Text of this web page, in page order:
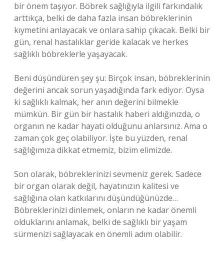
bir önem taşıyor. Böbrek sağlığıyla ilgili farkındalık
arttıkça, belki de daha fazla insan böbreklerinin
kıymetini anlayacak ve onlara sahip çıkacak. Belki bir
gün, renal hastalıklar geride kalacak ve herkes
sağlıklı böbreklerle yaşayacak.
Beni düşündüren şey şu: Birçok insan, böbreklerinin
değerini ancak sorun yaşadığında fark ediyor. Oysa
ki sağlıklı kalmak, her anın değerini bilmekle
mümkün. Bir gün bir hastalık haberi aldığınızda, o
organın ne kadar hayati olduğunu anlarsınız. Ama o
zaman çok geç olabiliyor. İşte bu yüzden, renal
sağlığımıza dikkat etmemiz, bizim elimizde.
Son olarak, böbreklerinizi sevmeniz gerek. Sadece
bir organ olarak değil, hayatınızın kalitesi ve
sağlığına olan katkılarını düşündüğünüzde…
Böbreklerinizi dinlemek, onların ne kadar önemli
olduklarını anlamak, belki de sağlıklı bir yaşam
sürmenizi sağlayacak en önemli adım olabilir.